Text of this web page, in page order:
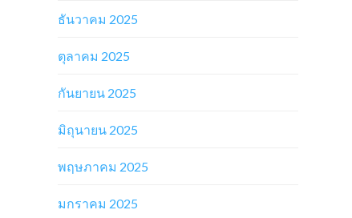
ธันวาคม 2025
ตุลาคม 2025
กันยายน 2025
มิถุนายน 2025
พฤษภาคม 2025
มกราคม 2025